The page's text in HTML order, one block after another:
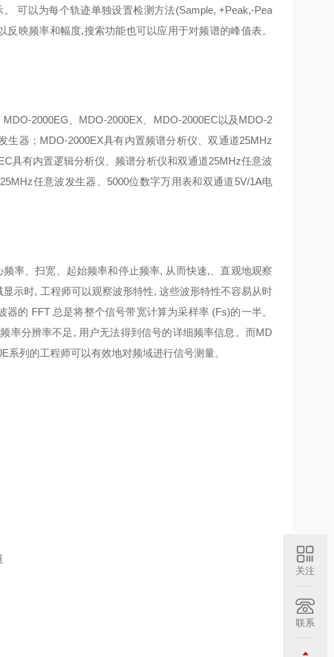
可以为每个轨迹单独设置检测方法(Sample, +Peak,-Pea
反映频率和幅度,搜索功能也可以应用于对频谱的峰值表。
MDO-2000EG MDO-2000EX MDO-2000EC以及 MDO-2
生器； MDO-2000EX具有内置频谱分析仪、双通道25MHz
具有内置逻辑分析仪、频谱分析仪和双通道25MHz任意波
25MHz任意波发生器、 5000位数字万用表和双通道5V/1A电
率、扫宽、起始频率和停止频率, 从而快速, 、直观地观察
显示时, 工程师可以观察波形特性, 这些波形特性不容易从时
器的 FFT 总是将整个信号带宽计算为采样率 (Fs)的一半。
率分辨率不足 , 用户无法得到信号的详细频率信息。而MD
系列的工程师可以有效地对频域进行信号测量。
关注
联系